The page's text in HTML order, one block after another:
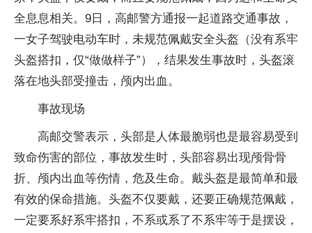
全息息相关。9日，高邮警方通报一起道路交通事故，
一女子驾驶电动车时，未规范佩戴安全头盔（没有系牢
头盔搭扣，仅“做做样子”），结果发生事故时，头盔滚
落在地头部受撞击，颅内出血。
事故现场
高邮交警表示，头部是人体最脆弱也是最容易受到
致命伤害的部位，事故发生时，头部容易出现颅骨骨
折、颅内出血等伤情，危及生命。戴头盔是最简单和最
有效的保命措施。头盔不仅要戴，还要正确规范佩戴，
一定要系好系牢搭扣，不系或系了不系牢等于是摆设，